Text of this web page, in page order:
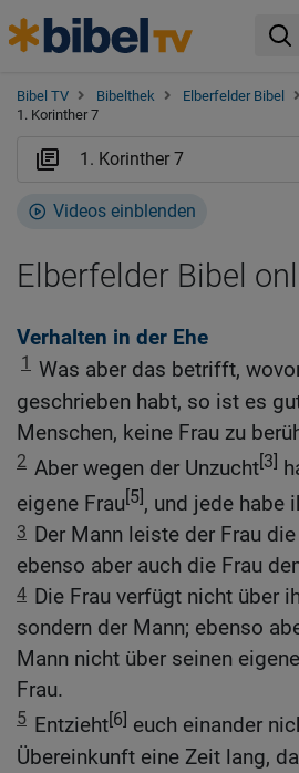
Bibel TV Bibelthek Elberfelder Bibel
1. Korinther 7
Videos einblenden
Elberfelder Bibel
Verhalten in der Ehe
1 Was aber das betrifft,
geschrieben habt, so ist es
Menschen, keine Frau zu
2 Aber wegen der Unzucht[3]
eigene Frau[5], und jede habe
3 Der Mann leiste der Frau
ebenso aber auch die Frau
4 Die Frau verfügt nicht über
sondern der Mann; ebenso
Mann nicht über seinen
Frau.
5 Entzieht[6] euch einander
Übereinkunft eine Zeit lang,